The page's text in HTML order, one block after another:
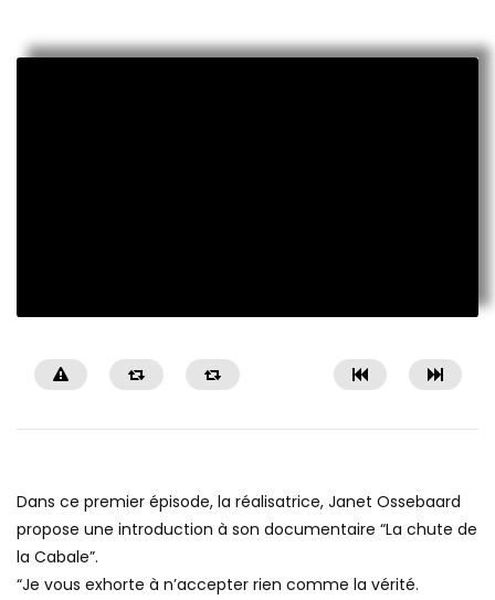
Dans ce premier épisode, la réalisatrice, Janet Ossebaard
propose une introduction à son documentaire “La chute de
la Cabale”.
“Je vous exhorte à n’accepter rien comme la vérité.